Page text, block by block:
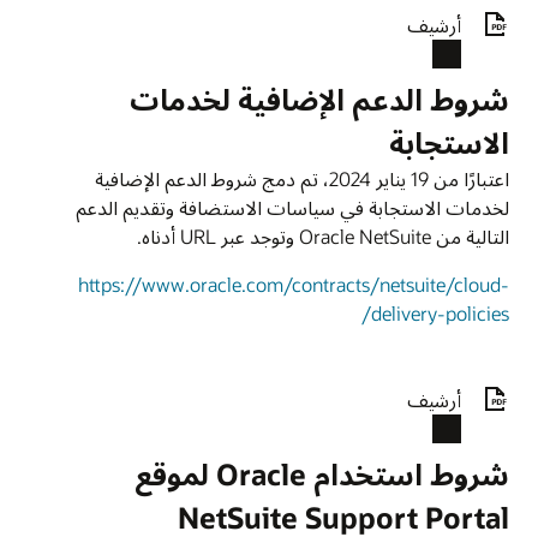
أرشيف
شروط الدعم الإضافية لخدمات
الاستجابة
اعتبارًا من 19 يناير 2024، تم دمج شروط الدعم الإضافية
لخدمات الاستجابة في سياسات الاستضافة وتقديم الدعم
التالية من Oracle NetSuite وتوجد عبر URL أدناه.
https://www.oracle.com/contracts/netsuite/cloud-
delivery-policies/
أرشيف
شروط استخدام Oracle لموقع
NetSuite Support Portal